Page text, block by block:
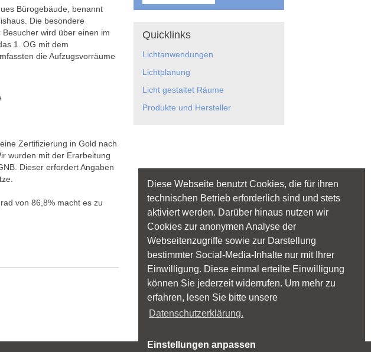
Bürogebäude, benannt
Die besondere
wird über einen im
1. OG mit dem
die Aufzugsvorräume
Zertifizierung in Gold nach
wurden mit der Erarbeitung
Dieser erfordert Angaben
von 86,8% macht es zu
Quicklinks
Lichtanwendungen
Lichtplanung
Licht gestaltet Räume
Produkte und Hersteller
Diese Webseite benutzt Cookies, die für ihren
technischen Betrieb erforderlich sind und stets
aktiviert werden. Darüber hinaus nutzen wir
Cookies zur anonymen Analyse der
Webseitenzugriffe sowie zur Darstellung
bestimmter Social-Media-Inhalte nur mit Ihrer
Einwilligung. Diese einmal erteilte Einwilligung
können Sie jederzeit widerrufen. Um mehr zu
erfahren, lesen Sie bitte unsere
Datenschutzerklärung.
Einstellungen anpassen